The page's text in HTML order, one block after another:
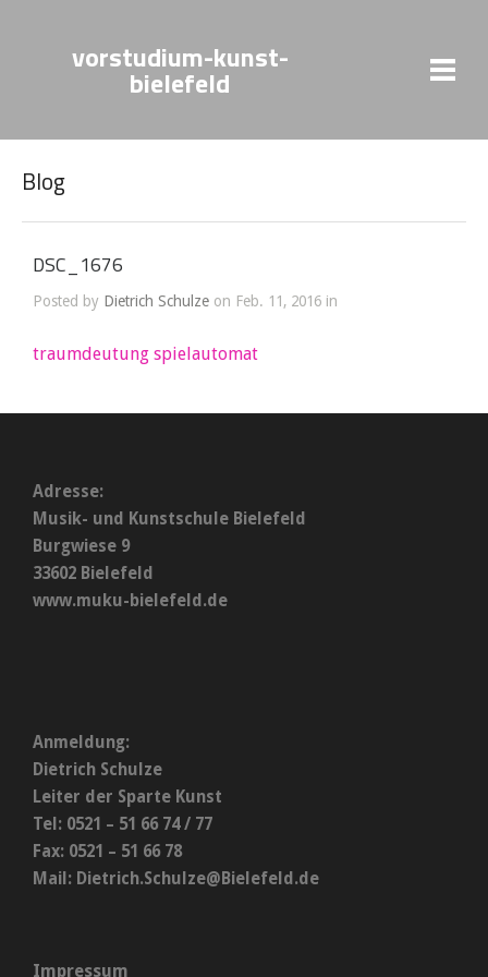
vorstudium-kunst-
bielefeld
Blog
DSC_1676
Posted by Dietrich Schulze on Feb. 11, 2016 in
traumdeutung spielautomat
Adresse:
Musik- und Kunstschule Bielefeld
Burgwiese 9
33602 Bielefeld
www.muku-bielefeld.de
Anmeldung:
Dietrich Schulze
Leiter der Sparte Kunst
Tel: 0521 – 51 66 74 / 77
Fax: 0521 – 51 66 78
Mail: Dietrich.Schulze@Bielefeld.de
Impressum